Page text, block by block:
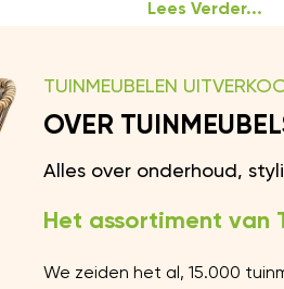
Lees Verder...
TUINMEUBELEN
OVER
Alles over onderhoud,
Het assortiment van
We zeiden het al, 15.000